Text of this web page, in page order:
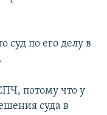
суд по его делу в
потому что у
суда в